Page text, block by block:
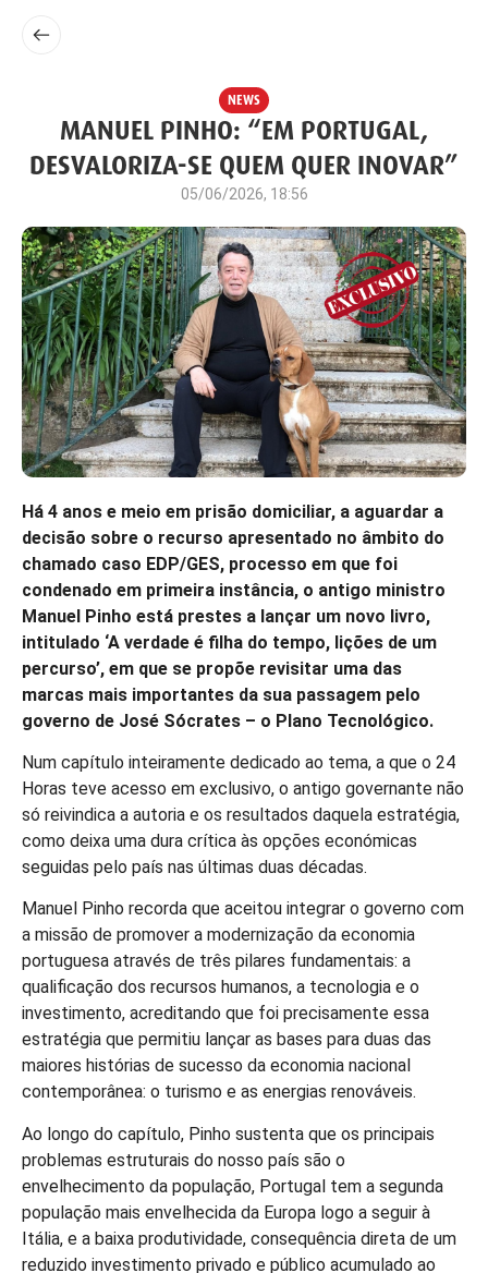
NEWS
MANUEL PINHO: “EM PORTUGAL,
DESVALORIZA-SE QUEM QUER INOVAR”
05/06/2026, 18:56
Há 4 anos e meio em prisão domiciliar, a aguardar a
decisão sobre o recurso apresentado no âmbito do
chamado caso EDP/GES, processo em que foi
condenado em primeira instância, o antigo ministro
Manuel Pinho está prestes a lançar um novo livro,
intitulado ‘A verdade é filha do tempo, lições de um
percurso’, em que se propõe revisitar uma das
marcas mais importantes da sua passagem pelo
governo de José Sócrates – o Plano Tecnológico.
Num capítulo inteiramente dedicado ao tema, a que o 24
Horas teve acesso em exclusivo, o antigo governante não
só reivindica a autoria e os resultados daquela estratégia,
como deixa uma dura crítica às opções económicas
seguidas pelo país nas últimas duas décadas.
Manuel Pinho recorda que aceitou integrar o governo com
a missão de promover a modernização da economia
portuguesa através de três pilares fundamentais: a
qualificação dos recursos humanos, a tecnologia e o
investimento, acreditando que foi precisamente essa
estratégia que permitiu lançar as bases para duas das
maiores histórias de sucesso da economia nacional
contemporânea: o turismo e as energias renováveis.
Ao longo do capítulo, Pinho sustenta que os principais
problemas estruturais do nosso país são o
envelhecimento da população, Portugal tem a segunda
população mais envelhecida da Europa logo a seguir à
Itália, e a baixa produtividade, consequência direta de um
reduzido investimento privado e público acumulado ao